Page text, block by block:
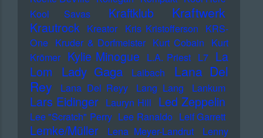
Kool Savas
Kraftklub Kraftwerk
Krautrock Kreator Kris Kristofferson KRS-
One Kruder & Dorfmeister Kurt Cobain Kurt
Krömer Kylie Minogue L.A. Priest L7 La
Lom
Lady Gaga Laibach
Lana Del
Rey
Lana Del Reyy Lang Lang Lankum
Lars Eidinger Lauryn Hill Led Zeppelin
Lee "Scratch" Perry Lee Ranaldo Leif Garrett
Lemke/Müller Lena Meyer-Landrut
Lenny